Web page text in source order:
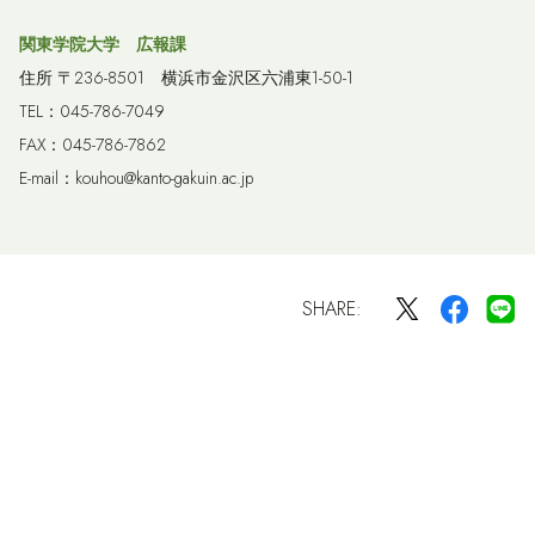
関東学院大学 広報課
住所 〒236-8501 横浜市金沢区六浦東1-50-1
TEL：045-786-7049
FAX：045-786-7862
E-mail：kouhou@kanto-gakuin.ac.jp
SHARE: